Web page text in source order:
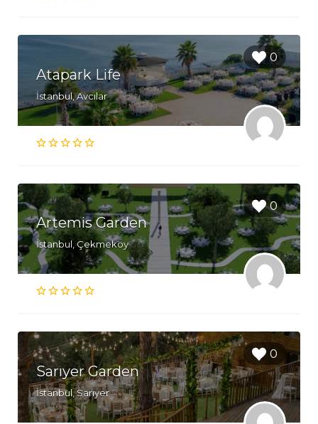
0
Atapark Life
İstanbul, Avcılar
0
Artemis Garden
İstanbul, Çekmeköy
0
Sarıyer Garden
İstanbul, Sarıyer